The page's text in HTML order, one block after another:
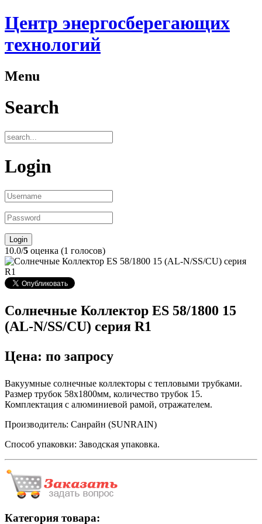
Центр энергосберегающих
технологий
Menu
Search
Login
10.0/5 оценка (1 голосов)
Солнечные Коллектор ES 58/1800 15
(AL-N/SS/CU) серия R1
Цена: по запросу
Вакуумные солнечные коллекторы с тепловыми трубками.
Размер трубок 58х1800мм, количество трубок 15.
Комплектация с алюминиевой рамой, отражателем.
Производитель: Санрайн (SUNRAIN)
Способ упаковки: Заводская упаковка.
Категория товара: